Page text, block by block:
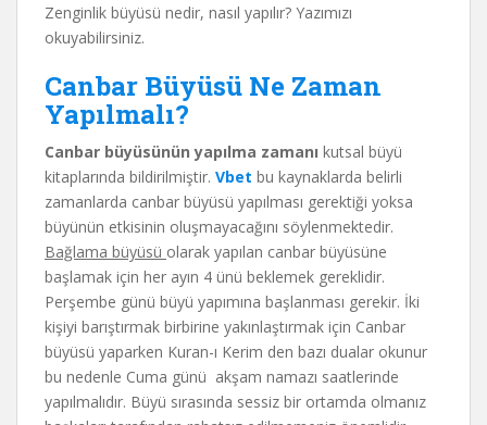
Zenginlik büyüsü nedir, nasıl yapılır? Yazımızı
okuyabilirsiniz.
Canbar Büyüsü Ne Zaman
Yapılmalı?
Canbar büyüsünün yapılma zamanı kutsal büyü
kitaplarında bildirilmiştir. Vbet bu kaynaklarda belirli
zamanlarda canbar büyüsü yapılması gerektiği yoksa
büyünün etkisinin oluşmayacağını söylenmektedir.
Bağlama büyüsü olarak yapılan canbar büyüsüne
başlamak için her ayın 4 ünü beklemek gereklidir.
Perşembe günü büyü yapımına başlanması gerekir. İki
kişiyi barıştırmak birbirine yakınlaştırmak için Canbar
büyüsü yaparken Kuran-ı Kerim den bazı dualar okunur
bu nedenle Cuma günü akşam namazı saatlerinde
yapılmalıdır. Büyü sırasında sessiz bir ortamda olmanız